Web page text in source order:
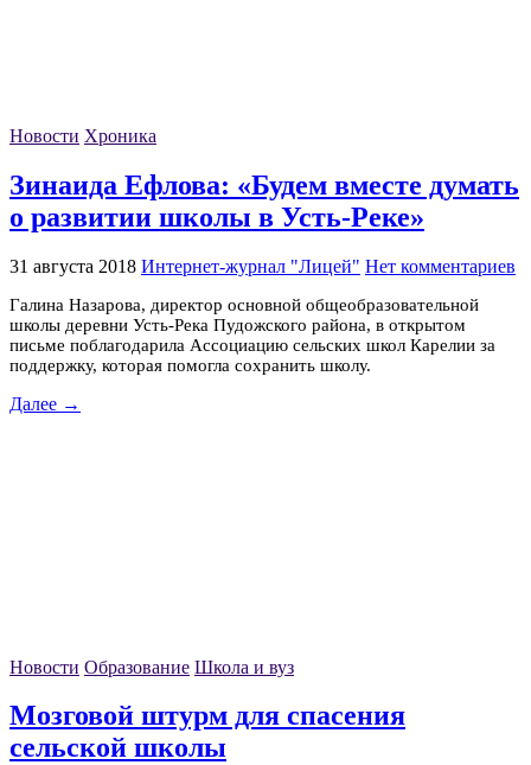
Новости Хроника
Зинаида Ефлова: «Будем вместе думать
о развитии школы в Усть-Реке»
31 августа 2018 Интернет-журнал "Лицей" Нет комментариев
Галина Назарова, директор основной общеобразовательной
школы деревни Усть-Река Пудожского района, в открытом
письме поблагодарила Ассоциацию сельских школ Карелии за
поддержку, которая помогла сохранить школу.
Далее →
Новости Образование Школа и вуз
Мозговой штурм для спасения
сельской школы